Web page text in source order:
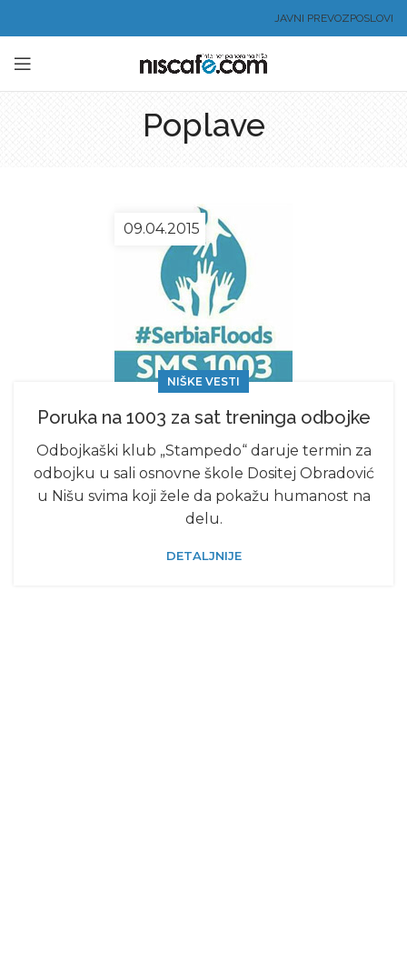
JAVNI PREVOZPOSLOVI
Poplave
09.04.2015
NIŠKE VESTI
Poruka na 1003 za sat treninga odbojke
Odbojkaški klub „Stampedo“ daruje termin za
odbojku u sali osnovne škole Dositej Obradović
u Nišu svima koji žele da pokažu humanost na
delu.
DETALJNIJE